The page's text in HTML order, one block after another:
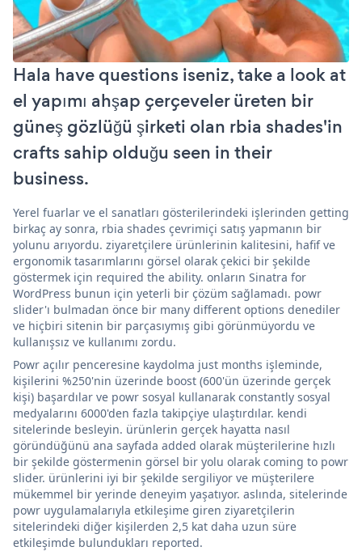
Hala have questions iseniz, take a look at
el yapımı ahşap çerçeveler üreten bir
güneş gözlüğü şirketi olan rbia shades'in
crafts sahip olduğu seen in their
business.
Yerel fuarlar ve el sanatları gösterilerindeki işlerinden getting
birkaç ay sonra, rbia shades çevrimiçi satış yapmanın bir
yolunu arıyordu. ziyaretçilere ürünlerinin kalitesini, hafif ve
ergonomik tasarımlarını görsel olarak çekici bir şekilde
göstermek için required the ability. onların Sinatra for
WordPress bunun için yeterli bir çözüm sağlamadı. powr
slider'ı bulmadan önce bir many different options denediler
ve hiçbiri sitenin bir parçasıymış gibi görünmüyordu ve
kullanışsız ve kullanımı zordu.
Powr açılır penceresine kaydolma just months işleminde,
kişilerini %250'nin üzerinde boost (600'ün üzerinde gerçek
kişi) başardılar ve powr sosyal kullanarak constantly sosyal
medyalarını 6000'den fazla takipçiye ulaştırdılar. kendi
sitelerinde besleyin. ürünlerin gerçek hayatta nasıl
göründüğünü ana sayfada added olarak müşterilerine hızlı
bir şekilde göstermenin görsel bir yolu olarak coming to powr
slider. ürünlerini iyi bir şekilde sergiliyor ve müşterilere
mükemmel bir yerinde deneyim yaşatıyor. aslında, sitelerinde
powr uygulamalarıyla etkileşime giren ziyaretçilerin
sitelerindeki diğer kişilerden 2,5 kat daha uzun süre
etkileşimde bulundukları reported.